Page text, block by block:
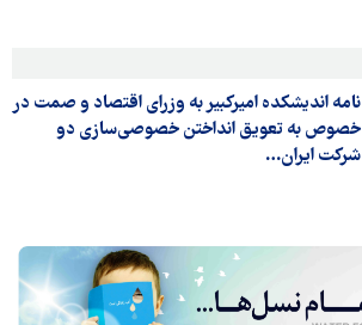
نامه اندیشکده امیرکبیر به وزرای اقتصاد و صمت در
خصوص به تعویق انداختن خصوصی‌سازی دو
شرکت ایران…